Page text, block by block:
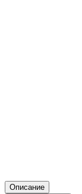
Описание